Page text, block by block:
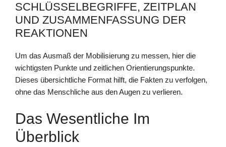
SCHLÜSSELBEGRIFFE, ZEITPLAN
UND ZUSAMMENFASSUNG DER
REAKTIONEN
Um das Ausmaß der Mobilisierung zu messen, hier die
wichtigsten Punkte und zeitlichen Orientierungspunkte.
Dieses übersichtliche Format hilft, die Fakten zu verfolgen,
ohne das Menschliche aus den Augen zu verlieren.
Das Wesentliche Im
Überblick